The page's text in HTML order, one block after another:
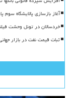
آغاز بازسازی پالایشگاه
خردسالان در تونل وحشت
ثبات قیمت نفت در بازار